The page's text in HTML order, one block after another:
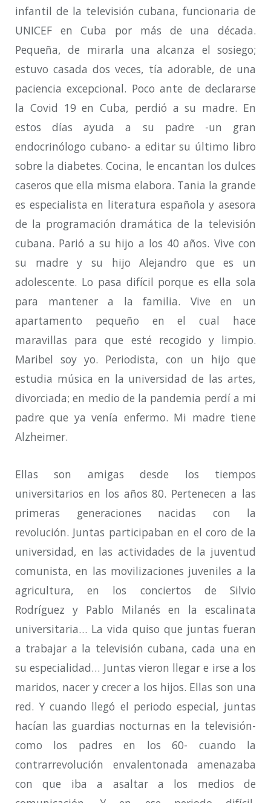
infantil de la televisión cubana, funcionaria de
UNICEF en Cuba por más de una década.
Pequeña, de mirarla una alcanza el sosiego;
estuvo casada dos veces, tía adorable, de una
paciencia excepcional. Poco ante de declararse
la Covid 19 en Cuba, perdió a su madre. En
estos días ayuda a su padre -un gran
endocrinólogo cubano- a editar su último libro
sobre la diabetes. Cocina, le encantan los dulces
caseros que ella misma elabora. Tania la grande
es especialista en literatura española y asesora
de la programación dramática de la televisión
cubana. Parió a su hijo a los 40 años. Vive con
su madre y su hijo Alejandro que es un
adolescente. Lo pasa difícil porque es ella sola
para mantener a la familia. Vive en un
apartamento pequeño en el cual hace
maravillas para que esté recogido y limpio.
Maribel soy yo. Periodista, con un hijo que
estudia música en la universidad de las artes,
divorciada; en medio de la pandemia perdí a mi
padre que ya venía enfermo. Mi madre tiene
Alzheimer.
Ellas son amigas desde los tiempos
universitarios en los años 80. Pertenecen a las
primeras generaciones nacidas con la
revolución. Juntas participaban en el coro de la
universidad, en las actividades de la juventud
comunista, en las movilizaciones juveniles a la
agricultura, en los conciertos de Silvio
Rodríguez y Pablo Milanés en la escalinata
universitaria… La vida quiso que juntas fueran
a trabajar a la televisión cubana, cada una en
su especialidad… Juntas vieron llegar e irse a los
maridos, nacer y crecer a los hijos. Ellas son una
red. Y cuando llegó el periodo especial, juntas
hacían las guardias nocturnas en la televisión-
como los padres en los 60- cuando la
contrarrevolución envalentonada amenazaba
con que iba a asaltar a los medios de